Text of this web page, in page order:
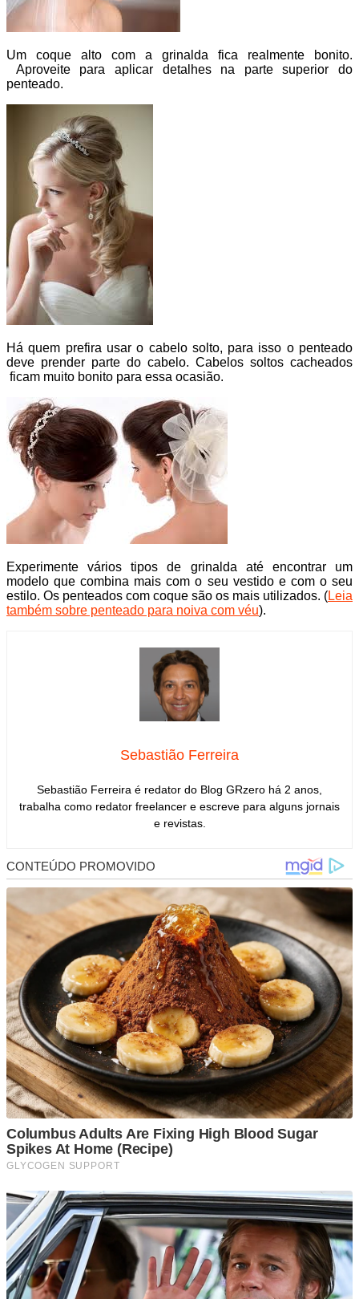
Um coque alto com a grinalda fica realmente bonito.
Aproveite para aplicar detalhes na parte superior do
penteado.
Há quem prefira usar o cabelo solto, para isso o penteado
deve prender parte do cabelo. Cabelos soltos cacheados
ficam muito bonito para essa ocasião.
Experimente vários tipos de grinalda até encontrar um
modelo que combina mais com o seu vestido e com o seu
estilo. Os penteados com coque são os mais utilizados. (Leia
também sobre penteado para noiva com véu).
Sebastião Ferreira
Sebastião Ferreira é redator do Blog GRzero há 2 anos,
trabalha como redator freelancer e escreve para alguns jornais
e revistas.